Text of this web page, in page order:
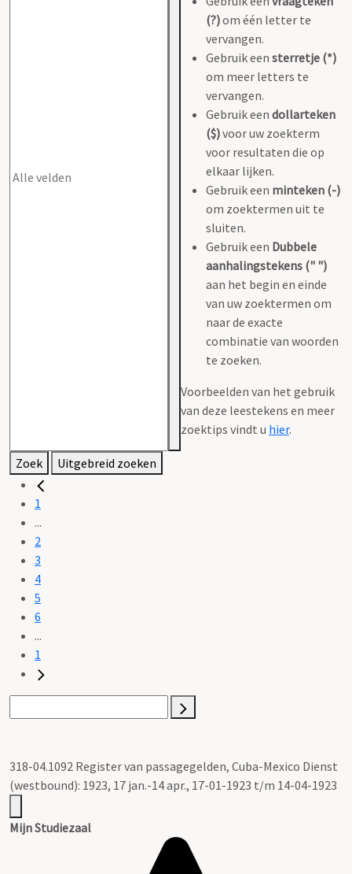
(?)om één letter te
vervangen.
Gebruik een sterretje (*)
om meer letters te
vervangen.
Gebruik een dollarteken
($)voor uw zoekterm
voor resultaten die op
elkaar lijken.
Gebruik een minteken (-)
om zoektermen uit te
sluiten.
Gebruik een Dubbele
aanhalingstekens (" ")
aan het begin en einde
van uw zoektermen om
naar de exacte
combinatie van woorden
te zoeken.
Voorbeelden van het gebruik
van deze leestekens en meer
zoektips vindt u hier.
Zoek Uitgebreid zoeken
1
...
2
3
4
5
6
...
1
318-04.1092 Register van passagegelden, Cuba-Mexico Dienst
(westbound): 1923, 17 jan.-14 apr., 17-01-1923 t/m 14-04-1923
Mijn Studiezaal